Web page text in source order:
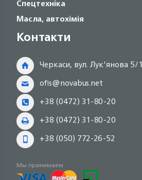
Спецтехніка
Масла, автохімія
Контакти
Черкаси, вул. Лук'янова 5/1
ofis@novabus.net
+38 (0472) 31-80-20
+38 (0472) 31-80-20
+38 (050) 772-26-52
Мы принимаем